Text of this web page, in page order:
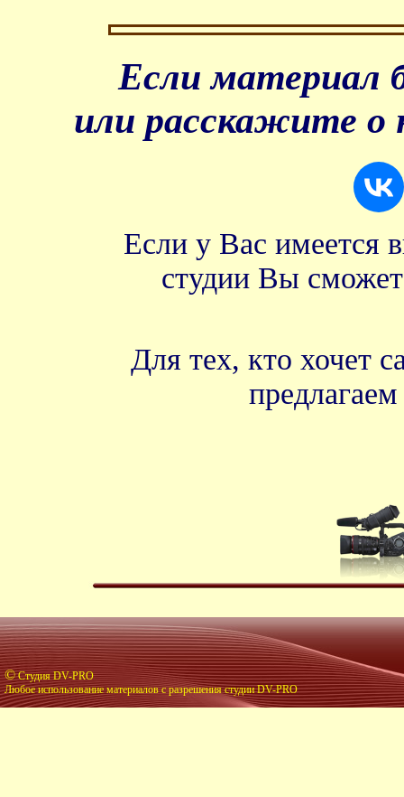
Если материал
или расскажите о
Если у Вас имеется
студии Вы
Для тех, кто хочет
©Студия DV-PRO
Любое использование материалов с разрешения студии DV-PRO